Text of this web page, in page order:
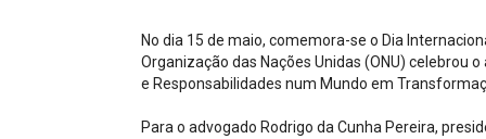
Alienação Parental
Encontre um Escritório
No dia 15 de maio, comemora-se o Dia
Organização das Nações Unidas (ONU) celebrou
e Responsabilidades num Mundo em
Para o advogado Rodrigo da Cunha Pereira,